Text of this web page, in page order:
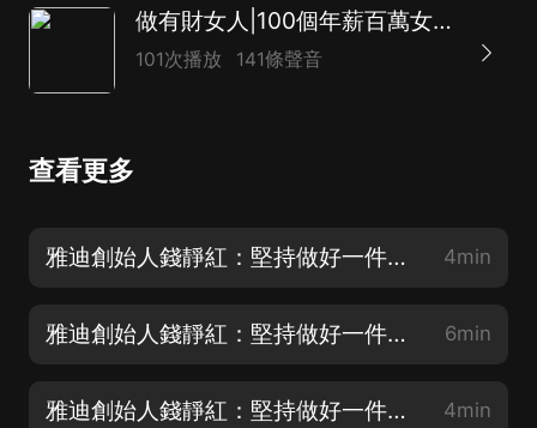
做有財女人|100個年薪百萬女性故事|創富故事
101次播放 141條聲音
查看更多
雅迪創始人錢靜紅：堅持做好一件事，成就更多人（五） 4min
雅迪創始人錢靜紅：堅持做好一件事，成就更多人（四） 6min
雅迪創始人錢靜紅：堅持做好一件事，成就更多人（三） 4min